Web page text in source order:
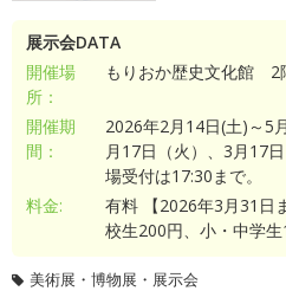
展示会DATA
開催場
所：
もりおか歴史文化館 2
開催期
間：
2026年2月14日(土)～5
月17日（火）、3月17
場受付は17:30まで。
料金:
有料 【2026年3月31日
校生200円、小・中学
美術展・博物展・展示会